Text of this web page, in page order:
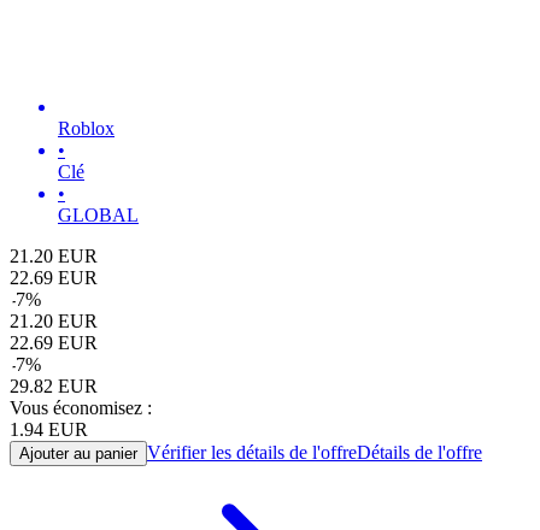
Roblox
•
Clé
•
GLOBAL
21.20 EUR
22.69 EUR
-7%
21.20 EUR
22.69 EUR
-7%
29.82 EUR
Vous économisez :
1.94 EUR
Ajouter au panier Vérifier les détails de l'offreDétails de l'offre